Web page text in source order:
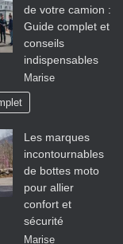
de votre camion :
Guide complet et
conseils
indispensables
Marise
Les marques
incontournables
de bottes moto
pour allier
confort et
sécurité
Marise